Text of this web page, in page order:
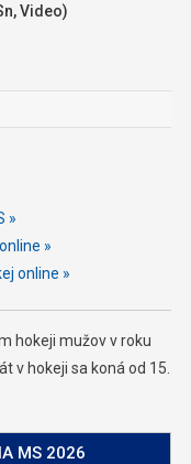
Video)
»
»
online »
hokeji mužov v roku
v hokeji sa koná od 15.
MS 2026